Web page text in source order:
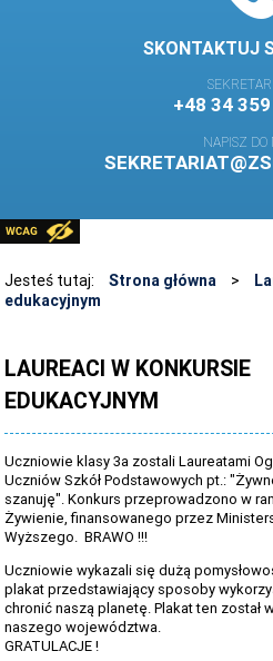
SKONTAKTUJ
+48 34
NAPISZ DO
PLIKI DO POBRANIA
LINKI
ARCHIWUM STRONY
STOSOWANIE TECHNOLOGII TIK -
DANE OSOBOWE
Jesteś tutaj: Strona główna >
edukacyjnym
LAUREACI W KONKURSIE
EDUKACYJNYM
Uczniowie klasy 3a zostali Laureatami
Uczniów Szkół Podstawowych pt.:
szanuję". Konkurs przeprowadzono w
Żywienie, finansowanego przez
Wyższego. BRAWO !!!
Uczniowie wykazali się dużą
plakat przedstawiający sposoby
chronić naszą planetę. Plakat ten został
naszego województwa.
GRATULACJE !